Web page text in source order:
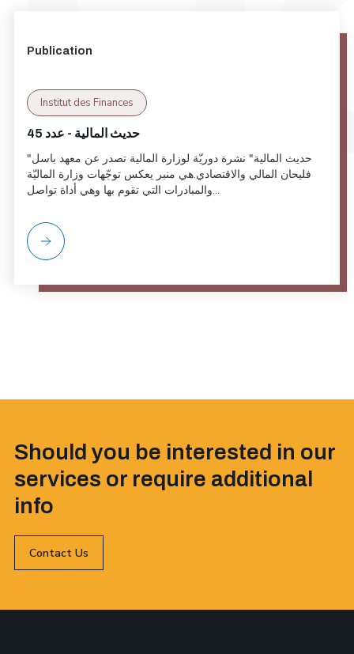
Publication
Institut des Finances
حديث المالية - عدد 45
"حديث المالية" نشرة دوريّة لوزارة المالية تصدر عن معهد باسل
فليحان المالي والاقتصادي.هي منبر يعكس توجّهات وزارة الماليّة
والمبادرات التي تقوم بها وهي أداة تواصل...
Should you be interested in our
services or require additional
info
Contact Us